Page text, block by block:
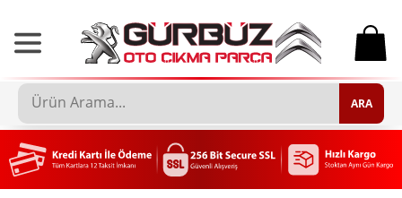
0
ARA